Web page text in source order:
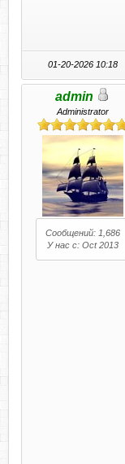
01-20-2026 10:18
admin
Administrator
Сообщений: 1,686
У нас с: Oct 2013